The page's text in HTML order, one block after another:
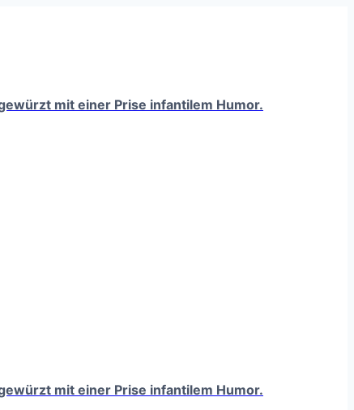
mit einer Prise infantilem Humor.
mit einer Prise infantilem Humor.